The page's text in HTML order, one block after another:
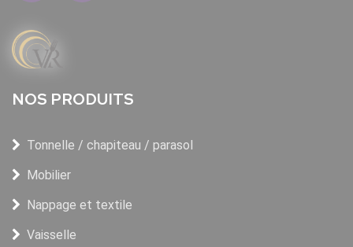
NOS PRODUITS
Tonnelle / chapiteau / parasol
Mobilier
Nappage et textile
Vaisselle